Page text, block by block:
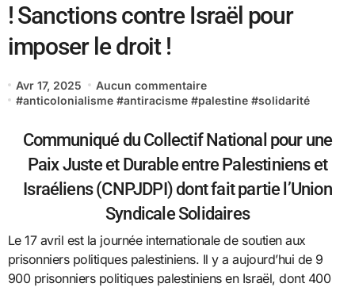
! Sanctions contre Israël pour
imposer le droit !
Avr 17, 2025
Aucun commentaire
#anticolonialisme #antiracisme #palestine #solidarité
Communiqué du Collectif National pour une
Paix Juste et Durable entre Palestiniens et
Israéliens (CNPJDPI) dont fait partie l’Union
Syndicale Solidaires
Le 17 avril est la journée internationale de soutien aux
prisonniers politiques palestiniens. Il y a aujourd’hui de 9
900 prisonniers politiques palestiniens en Israël, dont 400